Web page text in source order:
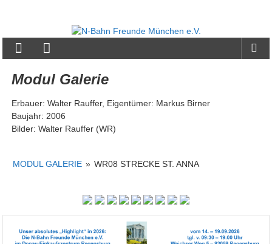
Bahn
Freunde
e.V.
Modul Galerie
Erbauer: Walter Rauffer, Eigentümer: Markus Birner
Baujahr: 2006
Bilder: Walter Rauffer (WR)
MODUL GALERIE » WR08 STRECKE ST. ANNA